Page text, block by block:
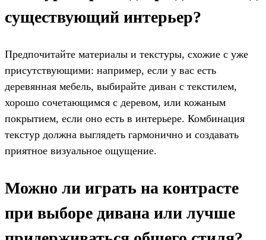
существующий интерьер?
Предпочитайте материалы и текстуры, схожие с уже
присутствующими: например, если у вас есть
деревянная мебель, выбирайте диван с текстилем,
хорошо сочетающимся с деревом, или кожаным
покрытием, если оно есть в интерьере. Комбинация
текстур должна выглядеть гармонично и создавать
приятное визуальное ощущение.
Можно ли играть на контрасте
при выборе дивана или лучше